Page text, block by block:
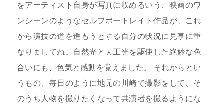
をアーティスト自身が写真に収めるいう、映画のワ
ンシーンのようなセルフポートレイト作品が、これ
から演技の道を進もうとする自分の状況に見事に重
なりましてね。自然光と人工光を駆使した絶妙な色
合いにも、色気と感動を覚えました。 それからとい
うもの、毎日のように地元の川崎で撮影をして、そ
のうち人物を撮りたくなって共演者を撮るようにな